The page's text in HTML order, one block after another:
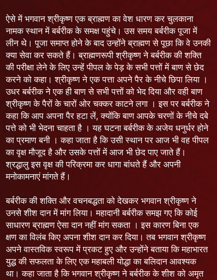
ऐसे में भगवान श्रीकृष्ण एक ब्राह्मण का वेश धारण कर चुलकाना
नामक स्थान में बर्बरीक के समक्ष पहुंचे। उस समय बर्बरीक पूजा में
लीन थे। पूजा समाप्त होने के बाद उन्होंने ब्राह्मण से पूछा कि वे उनकी
क्या सेवा कर सकते हैं। ब्राह्मणरूपी श्रीकृष्ण ने बर्बरीक की शक्ति
की परीक्षा लेने के लिए उन्हें पीपल के पेड़ के सभी पत्तों में बाण से छेद
करने को कहा। श्रीकृष्ण ने एक पत्ता अपने पैर के नीचे छिपा लिया ।
उधर बर्बरीक ने एक ही बाण से सभी पत्तों को भेद दिया और वही बाण
श्रीकृष्ण के पैरों के चारों ओर चक्कर काटने लगा । इस पर बर्बरीक ने
कहा कि आप अपना पैर हटा लें, क्योंकि बाण आपके चरणों के नीचे दबे
पत्ते को भी भेदना चाहता है । यह घटना बर्बरीक के अजेय धनुर्धर होने
का प्रमाण बनी । कहा जाता है कि उसी स्थान पर आज भी वह पीपल
का वृक्ष मौजूद है और उसके पत्तों में आज भी छेद पाए जाते हैं।
श्रद्धालु इस वृक्ष की परिक्रमा कर धागा बांधते हैं और अपनी
मनोकामनाएं मांगते हैं।
बर्बरीक की शक्ति और वचनबद्धता को देखकर भगवान श्रीकृष्ण ने
उनसे शीश दान में मांग लिया। महादानी बर्बरीक समझ गए कि कोई
साधारण ब्राह्मण ऐसा दान नहीं मांग सकता । इस कारण बिना एक
क्षण का विलंब किए अपना शीश दान कर दिया। तब भगवान श्रीकृष्ण
अपने वास्तविक स्वरूप में प्रकट हुए और उन्होंने बताया कि महाभारत
युद्ध की सफलता के लिए एक महाबली योद्धा का बलिदान आवश्यक
था। कहा जाता है कि भगवान श्रीकृष्ण ने बर्बरीक के शीश को अमृत